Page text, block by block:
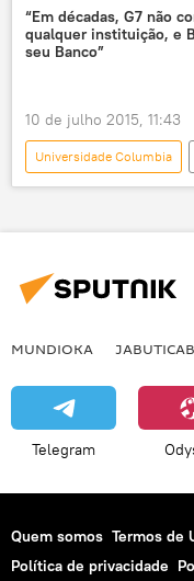
Nova York
Banco Mundial
Sergio Moro
“Em décadas, G7 não
qualquer instituição, e
seu Banco”
10 de julho 2015, 11:43
Universidade Columbia
Notícias
China
FMI
G7
Banco Mundial
BricLab
cúpula
resultado
MUNDIOKA
Telegram
Quem somos Termos de
Política de privacidade